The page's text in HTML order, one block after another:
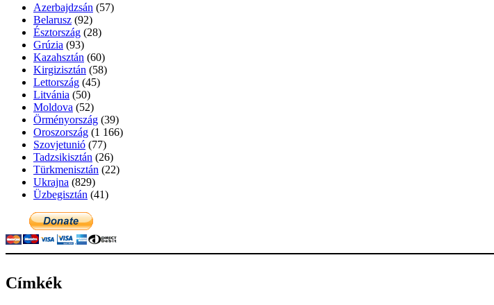
Azerbajdzsán (57)
Belarusz (92)
Észtország (28)
Grúzia (93)
Kazahsztán (60)
Kirgizisztán (58)
Lettország (45)
Litvánia (50)
Moldova (52)
Örményország (39)
Oroszország (1 166)
Szovjetunió (77)
Tadzsikisztán (26)
Türkmenisztán (22)
Ukrajna (829)
Üzbegisztán (41)
Címkék